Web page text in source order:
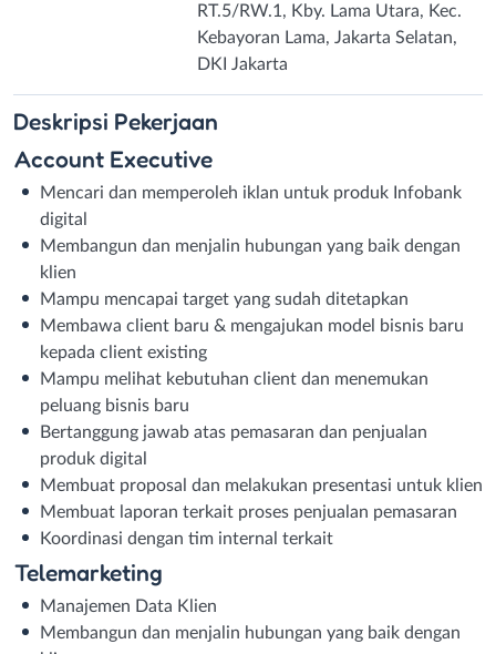
RT.5/RW.1, Kby. Lama Utara, Kec.
Kebayoran Lama, Jakarta Selatan,
DKI Jakarta
Deskripsi Pekerjaan
Account Executive
Mencari dan memperoleh iklan untuk produk Infobank
digital
Membangun dan menjalin hubungan yang baik dengan
klien
Mampu mencapai target yang sudah ditetapkan
Membawa client baru & mengajukan model bisnis baru
kepada client existing
Mampu melihat kebutuhan client dan menemukan
peluang bisnis baru
Bertanggung jawab atas pemasaran dan penjualan
produk digital
Membuat proposal dan melakukan presentasi untuk klien
Membuat laporan terkait proses penjualan pemasaran
Koordinasi dengan tim internal terkait
Telemarketing
Manajemen Data Klien
Membangun dan menjalin hubungan yang baik dengan